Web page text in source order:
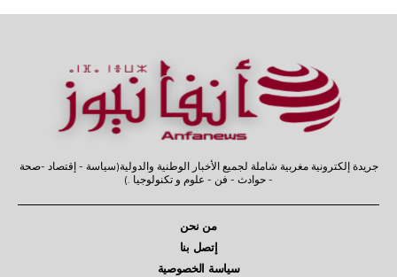
جريدة إلكترونية مغربية شاملة لجميع الأخبار الوطنية والدولية(سياسة - إقتصاد -صحة
- حوادث - فن - علوم و تكنولوجيا .)
من نحن
إتصل بنا
سياسة الخصوصية